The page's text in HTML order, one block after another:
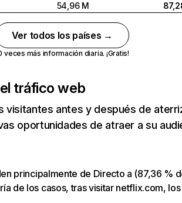
54,96 M
Ver todos los países →
veces más información diaria. ¡Gratis!
tráfico web
visitantes antes y después de
oportunidades de atraer a su
principalmente de Directo a (87,36 %
de los casos, tras visitar netflix.com,